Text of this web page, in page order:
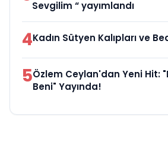
Sevgilim “ yayımlandı
4Kadın Sütyen Kalıpları ve
5Özlem Ceylan'dan Yeni Hit:
Beni" Yayında!